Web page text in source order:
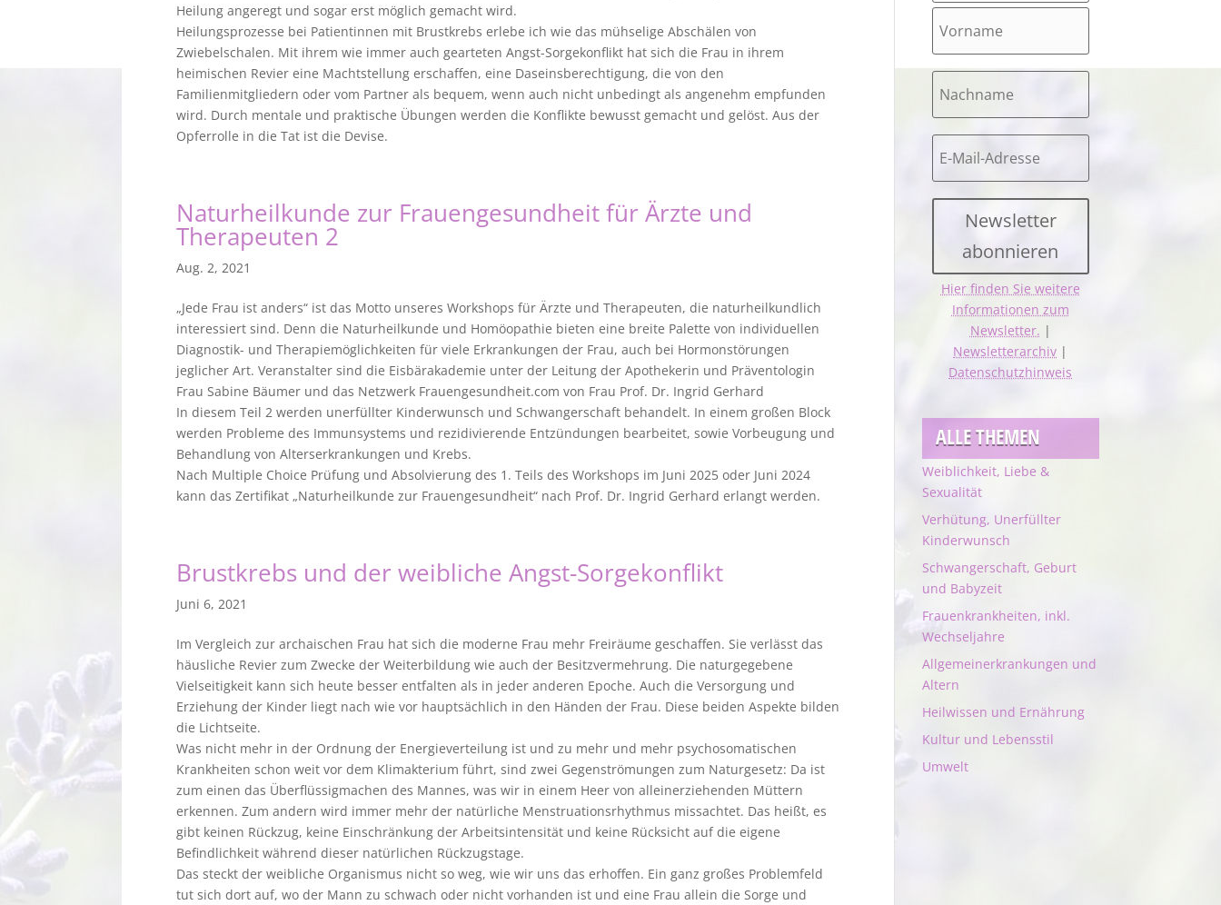
Heilung angeregt und sogar erst möglich gemacht wird.
Heilungsprozesse bei Patientinnen mit Brustkrebs erlebe ich wie das mühselige Abschälen von
Zwiebelschalen. Mit ihrem wie immer auch gearteten Angst-Sorgekonflikt hat sich die Frau in ihrem
heimischen Revier eine Machtstellung erschaffen, eine Daseinsberechtigung, die von den
Familienmitgliedern oder vom Partner als bequem, wenn auch nicht unbedingt als angenehm empfunden
wird. Durch mentale und praktische Übungen werden die Konflikte bewusst gemacht und gelöst. Aus der
Opferrolle in die Tat ist die Devise.
Naturheilkunde zur Frauengesundheit für Ärzte und
Therapeuten 2
Aug. 2, 2021
„Jede Frau ist anders“ ist das Motto unseres Workshops für Ärzte und Therapeuten, die naturheilkundlich
interessiert sind. Denn die Naturheilkunde und Homöopathie bieten eine breite Palette von individuellen
Diagnostik- und Therapiemöglichkeiten für viele Erkrankungen der Frau, auch bei Hormonstörungen
jeglicher Art. Veranstalter sind die Eisbärakademie unter der Leitung der Apothekerin und Präventologin
Frau Sabine Bäumer und das Netzwerk Frauengesundheit.com von Frau Prof. Dr. Ingrid Gerhard
In diesem Teil 2 werden unerfüllter Kinderwunsch und Schwangerschaft behandelt. In einem großen Block
werden Probleme des Immunsystems und rezidivierende Entzündungen bearbeitet, sowie Vorbeugung und
Behandlung von Alterserkrankungen und Krebs.
Nach Multiple Choice Prüfung und Absolvierung des 1. Teils des Workshops im Juni 2025 oder Juni 2024
kann das Zertifikat „Naturheilkunde zur Frauengesundheit“ nach Prof. Dr. Ingrid Gerhard erlangt werden.
Brustkrebs und der weibliche Angst-Sorgekonflikt
Juni 6, 2021
Im Vergleich zur archaischen Frau hat sich die moderne Frau mehr Freiräume geschaffen. Sie verlässt das
häusliche Revier zum Zwecke der Weiterbildung wie auch der Besitzvermehrung. Die naturgegebene
Vielseitigkeit kann sich heute besser entfalten als in jeder anderen Epoche. Auch die Versorgung und
Erziehung der Kinder liegt nach wie vor hauptsächlich in den Händen der Frau. Diese beiden Aspekte bilden
die Lichtseite.
Was nicht mehr in der Ordnung der Energieverteilung ist und zu mehr und mehr psychosomatischen
Krankheiten schon weit vor dem Klimakterium führt, sind zwei Gegenströmungen zum Naturgesetz: Da ist
zum einen das Überflüssigmachen des Mannes, was wir in einem Heer von alleinerziehenden Müttern
erkennen. Zum andern wird immer mehr der natürliche Menstruationsrhythmus missachtet. Das heißt, es
gibt keinen Rückzug, keine Einschränkung der Arbeitsintensität und keine Rücksicht auf die eigene
Befindlichkeit während dieser natürlichen Rückzugstage.
Das steckt der weibliche Organismus nicht so weg, wie wir uns das erhoffen. Ein ganz großes Problemfeld
tut sich dort auf, wo der Mann zu schwach oder nicht vorhanden ist und eine Frau allein die Sorge und
Newsletter
abonnieren
Hier finden Sie weitere
Informationen zum
Newsletter. |
Newsletterarchiv |
Datenschutzhinweis
ALLE THEMEN
Weiblichkeit, Liebe &
Sexualität
Verhütung, Unerfüllter
Kinderwunsch
Schwangerschaft, Geburt
und Babyzeit
Frauenkrankheiten, inkl.
Wechseljahre
Allgemeinerkrankungen und
Altern
Heilwissen und Ernährung
Kultur und Lebensstil
Umwelt